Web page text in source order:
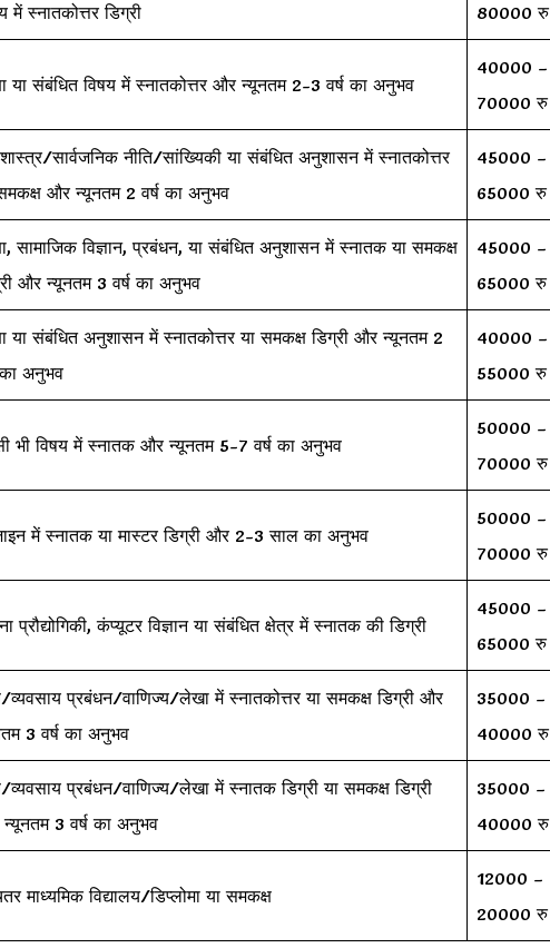
में स्नातकोत्तर डिग्री
80000 रु
या संबंधित विषय में स्नातकोत्तर और न्यूनतम 2-3 वर्ष का अनुभव
40000 –
70000 रु
सार्वजनिक नीति/सांख्यिकी या संबंधित अनुशासन में स्नातकोत्तर
और न्यूनतम 2 वर्ष का अनुभव
45000 –
65000 रु
सामाजिक विज्ञान, प्रबंधन, या संबंधित अनुशासन में स्नातक या समकक्ष
और न्यूनतम 3 वर्ष का अनुभव
45000 –
65000 रु
या संबंधित अनुशासन में स्नातकोत्तर या समकक्ष डिग्री और न्यूनतम 2
का अनुभव
40000 –
55000 रु
भी विषय में स्नातक और न्यूनतम 5-7 वर्ष का अनुभव
50000 –
70000 रु
में स्नातक या मास्टर डिग्री और 2-3 साल का अनुभव
50000 –
70000 रु
प्रौद्योगिकी, कंप्यूटर विज्ञान या संबंधित क्षेत्र में स्नातक की डिग्री
45000 –
65000 रु
व्यवसाय प्रबंधन/वाणिज्य/लेखा में स्नातकोत्तर या समकक्ष डिग्री और
3 वर्ष का अनुभव
35000 –
40000 रु
व्यवसाय प्रबंधन/वाणिज्य/लेखा में स्नातक डिग्री या समकक्ष डिग्री
3 वर्ष का अनुभव
35000 –
40000 रु
माध्यमिक विद्यालय/डिप्लोमा या समकक्ष
12000 –
20000 रु